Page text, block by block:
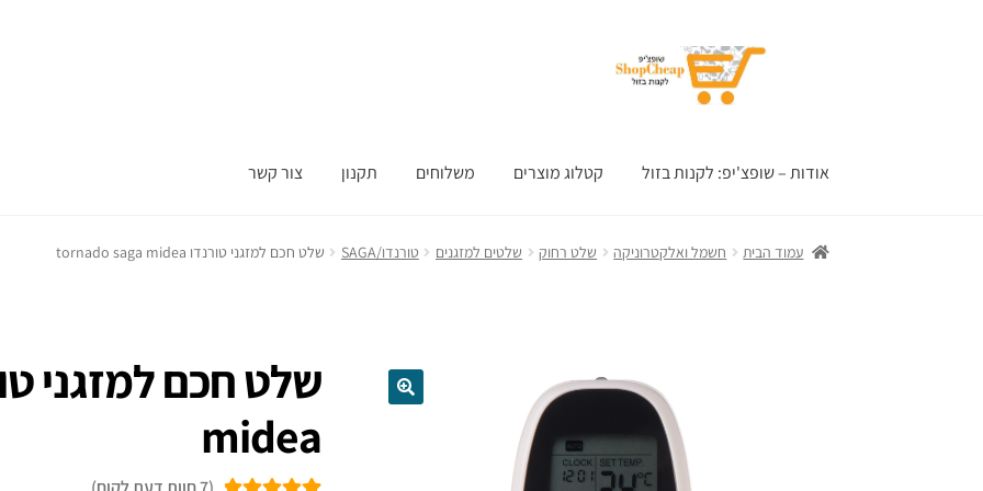
אודות – שופצ'יפ: לקנות בזול קטלוג מוצרים משלוחים תקנון צור קשר
עמוד הבית חשמל ואלקטרוניקה שלט רחוק שלטים למזגנים טורנדו/SAGA שלט חכם למזגני טורנדו ​tornado saga midea
midea